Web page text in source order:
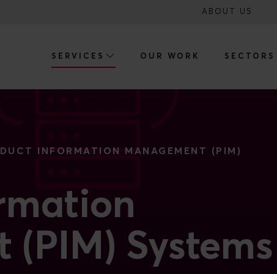
ABOUT US
SERVICES OUR WORK SECTORS
INFORMATION MANAGEMENT (PIM)
(PIM) Systems